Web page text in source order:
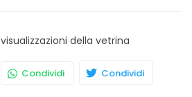
visualizzazioni della vetrina
Condividi Condividi